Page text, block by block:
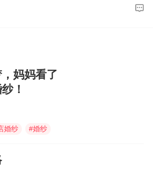
会使婚纱产生垂力，把裙身拉长甚至
妈妈看了
！
婚纱 #婚纱